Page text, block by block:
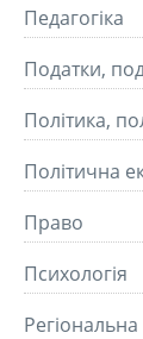
Педагогіка
Податки,
Політика,
Політична
Право
Психологія